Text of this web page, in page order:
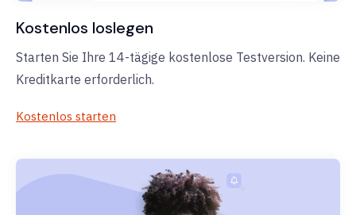
Kostenlos loslegen
Starten Sie Ihre 14-tägige kostenlose Testversion. Keine
Kreditkarte erforderlich.
Kostenlos starten